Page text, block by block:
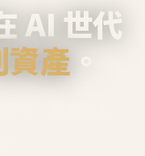
AI 世代
資產 。